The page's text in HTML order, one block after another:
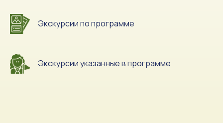
Экскурсии по программе
Экскурсии указанные в программе